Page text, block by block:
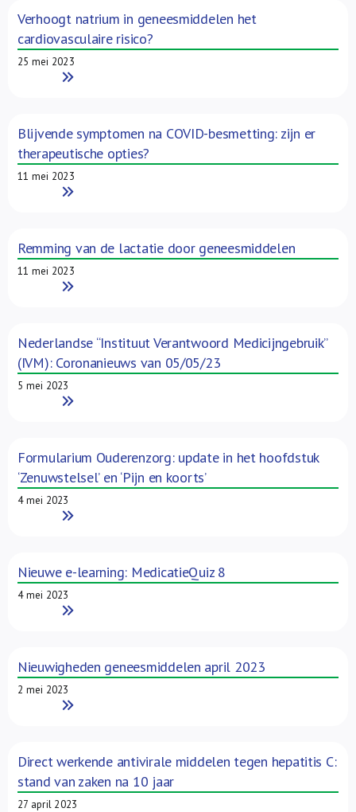
Verhoogt natrium in geneesmiddelen het
cardiovasculaire risico?
25 mei 2023
Read More
Blijvende symptomen na COVID-besmetting: zijn er
therapeutische opties?
11 mei 2023
Read More
Remming van de lactatie door geneesmiddelen
11 mei 2023
Read More
Nederlandse “Instituut Verantwoord Medicijngebruik”
(IVM): Coronanieuws van 05/05/23
5 mei 2023
Read More
Formularium Ouderenzorg: update in het hoofdstuk
‘Zenuwstelsel’ en ‘Pijn en koorts’
4 mei 2023
Read More
Nieuwe e-learning: MedicatieQuiz 8
4 mei 2023
Read More
Nieuwigheden geneesmiddelen april 2023
2 mei 2023
Read More
Direct werkende antivirale middelen tegen hepatitis C:
stand van zaken na 10 jaar
27 april 2023